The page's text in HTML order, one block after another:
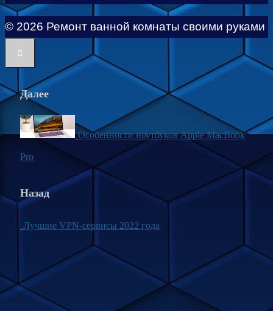
© 2026 Ремонт ванной комнаты своими руками
Далее
Особенности ноутбуков Apple MacBook
Pro
Назад
Лучшие VPN-сервисы 2022 года